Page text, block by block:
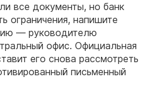
все документы, но банк
ограничения, напишите
— руководителю
офис. Официальная
его снова рассмотреть
письменный